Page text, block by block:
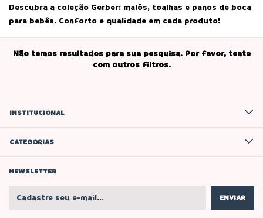
Descubra a coleção Gerber: maiôs, toalhas e panos de boca
para bebês. Conforto e qualidade em cada produto!
Não temos resultados para sua pesquisa. Por favor, tente
com outros filtros.
INSTITUCIONAL
CATEGORIAS
NEWSLETTER